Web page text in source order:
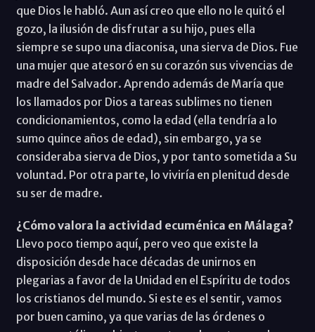
que Dios le habló. Aun así creo que ello no le quitó el
gozo, la ilusión de disfrutar a su hijo, pues ella
siempre se supo una diaconisa, una sierva de Dios. Fue
una mujer que atesoró en su corazón sus vivencias de
madre del Salvador. Aprendo además de María que
los llamados por Dios a tareas sublimes no tienen
condicionamientos, como la edad (ella tendría a lo
sumo quince años de edad), sin embargo, ya se
consideraba sierva de Dios, y por tanto sometida a Su
voluntad. Por otra parte, lo viviría en plenitud desde
su ser de madre.
¿Cómo valora la actividad ecuménica en Málaga?
Llevo poco tiempo aquí, pero veo que existe la
disposición desde hace décadas de unirnos en
plegarias a favor de la Unidad en el Espíritu de todos
los cristianos del mundo. Si este es el sentir, vamos
por buen camino, ya que varias de las órdenes o